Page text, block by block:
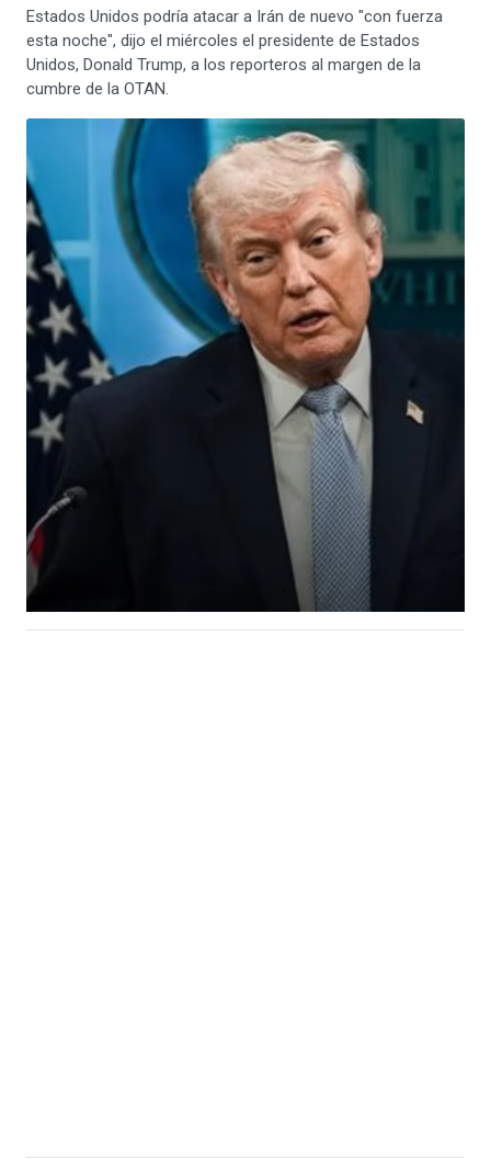
Estados Unidos podría atacar a Irán de nuevo "con fuerza
esta noche", dijo el miércoles el presidente de Estados
Unidos, Donald Trump, a los reporteros al margen de la
cumbre de la OTAN.